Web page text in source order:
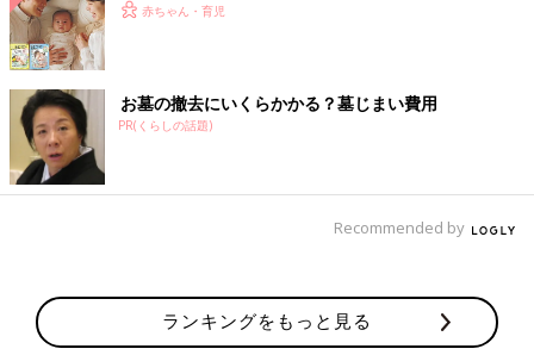
フィンガーボール。あれですよ。
高い店でたまーにある
指洗うやつ。
初めて見た時は飲みそうになりました。
セレブか！！！
[オムツ王]
赤ちゃん・育児
お墓の撤去にいくらかかる？墓じまい費用
PR(くらしの話題)
Recommended by
ランキングをもっと見る